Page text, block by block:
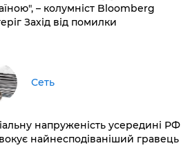
– колумніст Bloomberg
Захід від помилки
Сеть
напруженість усередині РФ
найнесподіваніший гравець